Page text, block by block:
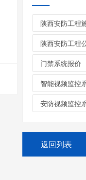
陕西安防工程
陕西安防工程
门禁系统报价
智能视频监控
安防视频监控
返回列表